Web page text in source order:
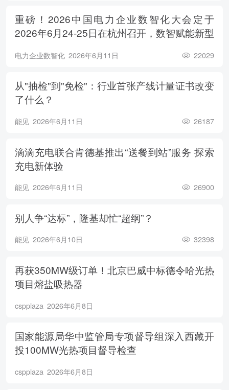
重磅！2026中国电力企业数智化大会定于
2026年6月24-25日在杭州召开，数智赋能新型
电力企业数智化 2026年6月11日 22029
从"抽检"到"免检"：行业首张产线计量证书改变
了什么？
能见 2026年6月11日 26187
滴滴充电联合肯德基推出“送餐到站”服务 探索
充电新体验
能见 2026年6月11日 26900
别人争“达标”，隆基却忙“超纲”？
能见 2026年6月10日 32398
再获350MW级订单！北京巴威中标德令哈光热
项目熔盐吸热器
cspplaza 2026年6月8日
国家能源局华中监管局专项督导组深入西藏开
投100MW光热项目督导检查
cspplaza 2026年6月8日